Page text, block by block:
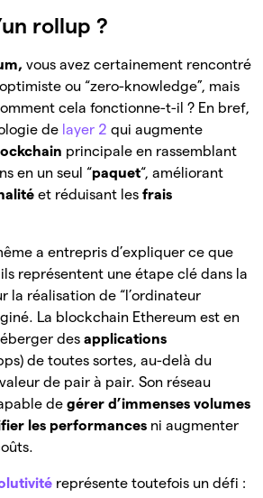
rollup ?
vous avez certainement rencontré
optimiste ou “zero-knowledge”, mais
cela fonctionne-t-il ? En bref,
de layer 2 qui augmente
principale en rassemblant
en un seul “paquet“, améliorant
et réduisant les frais
a entrepris d’expliquer ce que
représentent une étape clé dans la
la réalisation de “l’ordinateur
La blockchain Ethereum est en
des applications
de toutes sortes, au-delà du
de pair à pair. Son réseau
de gérer d’immenses volumes
les performances ni augmenter
représente toutefois un défi :